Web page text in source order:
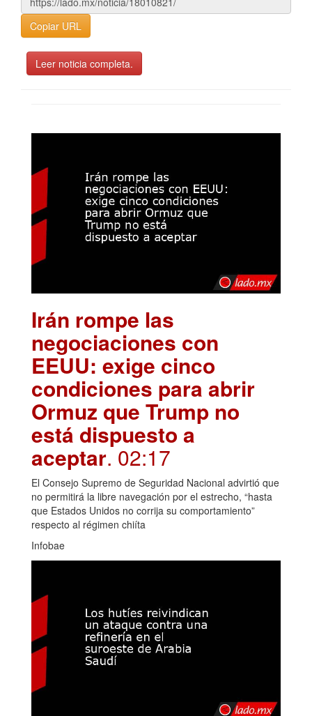
Copiar URL
Leer noticia completa.
Irán rompe las
negociaciones con
EEUU: exige cinco
condiciones para abrir
Ormuz que Trump no
está dispuesto a
aceptar. 02:17
El Consejo Supremo de Seguridad Nacional advirtió que
no permitirá la libre navegación por el estrecho, “hasta
que Estados Unidos no corrija su comportamiento”
respecto al régimen chiíta
Infobae